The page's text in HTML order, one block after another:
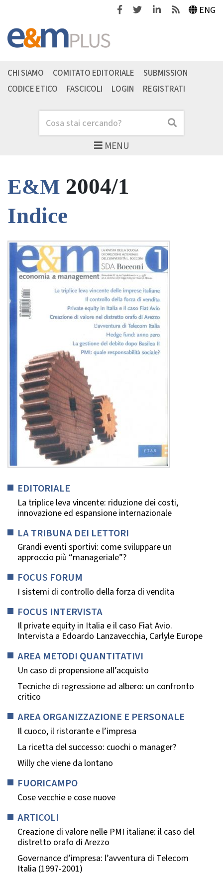
FacebookTwitterLinkedinFeeds ENG
MENU
Cerca Cerca
CHI SIAMO COMITATO EDITORIALE
SUBMISSION
CODICE ETICO
FASCICOLI LOGIN REGISTRATI
E&M 2004/1
Indice
EDITORIALE
La triplice leva vincente: riduzione dei costi,
innovazione ed espansione internazionale
LA TRIBUNA DEI LETTORI
Grandi eventi sportivi: come sviluppare un
approccio più “manageriale”?
FOCUS FORUM
I sistemi di controllo della forza di vendita
FOCUS INTERVISTA
Il private equity in Italia e il caso Fiat Avio.
Intervista a Edoardo Lanzavecchia, Carlyle Europe
AREA METODI QUANTITATIVI
Un caso di propensione all’acquisto
Tecniche di regressione ad albero: un confronto
critico
AREA ORGANIZZAZIONE E PERSONALE
Il cuoco, il ristorante e l’impresa
La ricetta del successo: cuochi o manager?
Willy che viene da lontano
FUORICAMPO
Cose vecchie e cose nuove
ARTICOLI
Creazione di valore nelle PMI italiane: il caso del
distretto orafo di Arezzo
Governance d’impresa: l’avventura di Telecom
Italia (1997-2001)